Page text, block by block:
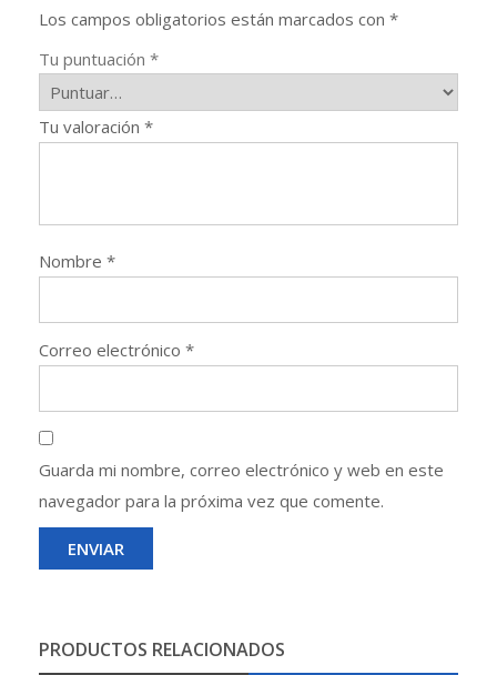
Los campos obligatorios están marcados con *
Tu puntuación *
Tu valoración *
Nombre *
Correo electrónico *
Guarda mi nombre, correo electrónico y web en este
navegador para la próxima vez que comente.
PRODUCTOS RELACIONADOS